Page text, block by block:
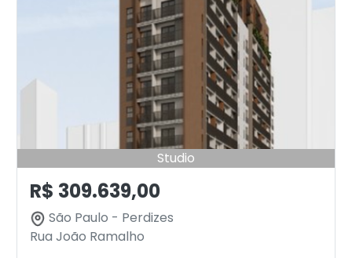
Studio
R$ 309.639,00
São Paulo - Perdizes
Rua João Ramalho